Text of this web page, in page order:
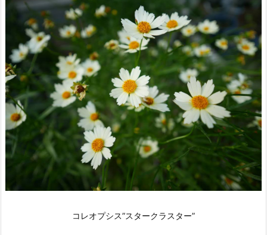
コレオプシス”スタークラスター”